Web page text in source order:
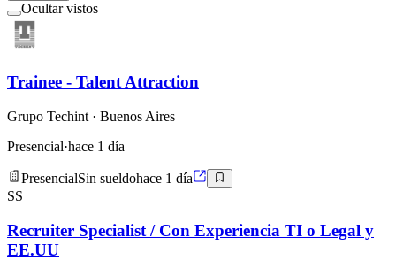
Ocultar vistos
Trainee - Talent Attraction
Grupo Techint · Buenos Aires
Presencial·hace 1 día
PresencialSin sueldohace 1 día
SS
Recruiter Specialist / Con Experiencia TI o Legal y
EE.UU